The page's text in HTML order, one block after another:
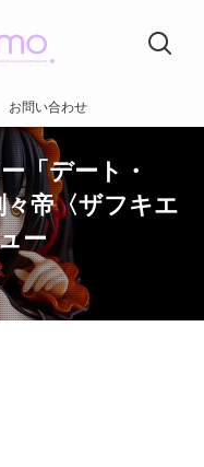
お問い合わせ
「デート・
帝〈ザフキエ
ー